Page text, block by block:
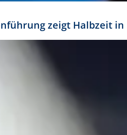
zeigt Halbzeit